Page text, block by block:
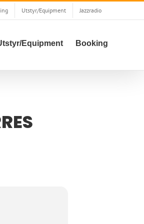
Utstyr/Equipment Jazzradio
Equipment Booking